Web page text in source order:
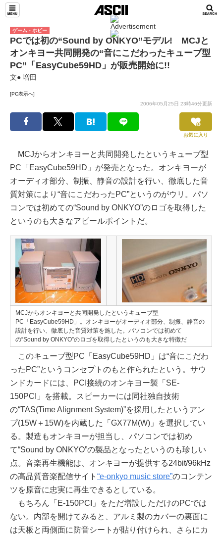
ゲーム・ホビー
PCでは初の“Sound by ONKYO”モデル! MCJと
オンキヨー共同開発の“音にこだわったキューブ型
PC”「EasyCube59HD」が販売開始に!!
文● 増田
[PC表示へ]
2006年05月25日 23時46分更新
お気に入り
MCJからオンキヨーと共同開発したというキューブ型
PC「EasyCube59HD」が発売となった。オンキヨーが
オーディオ部分、制振、静音の設計を行い、徹底した音
質対策により“音にこだわったPC”というのがウリ。パソ
コンでは初めての“Sound by ONKYO”のロゴを取得した
というのも大きなアピールポイントだ。
MCJからオンキヨーと共同開発したというキューブ型
PC「EasyCube59HD」。オンキヨーがオーディオ部分、制振、静音の
設計を行い、徹底した音質対策を施した。パソコンでは初めて
の“Sound by ONKYO”のロゴを取得したというのも大きな特徴だ
このキューブ型PC「EasyCube59HD」は“音にこだわ
ったPC”というコンセプトのもと作られたという。サウ
ンドカードには、PCI接続のオンキヨー製「SE-
150PCI」を搭載。スピーカーには同社独自技術
の“TAS(Time Alignment System)”を採用したというアン
プ(15W＋15W)を内蔵した「GX77M(W)」を選択してい
る。製造もオンキヨーが担当し、パソコンでは初め
て“Sound by ONKYO”の製品となったというのも珍しい
点。音楽再生機能は、オンキヨーが提供する24bit/96kHz
の高品質音楽配信サイト “e-onkyo music store”のコンテン
ツを原音に忠実に再生できるとしている。
もちろん「E-150PCI」をただ増設しただけのPCでは
ない。内部を開けてみると、アルミ製のカバーの裏面に
は天板と両側面に防音シートが貼り付けられ、さらにカ